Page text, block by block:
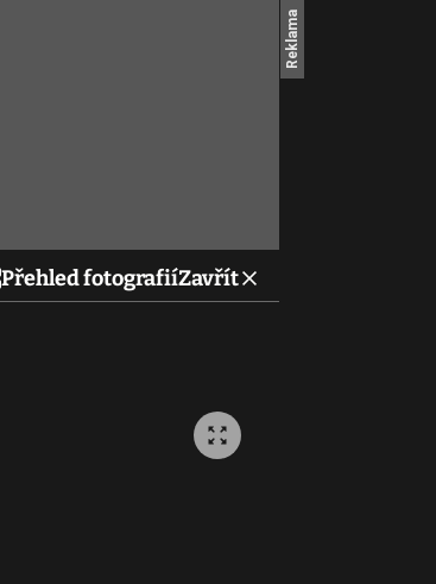
Přehled fotografiíZavřít